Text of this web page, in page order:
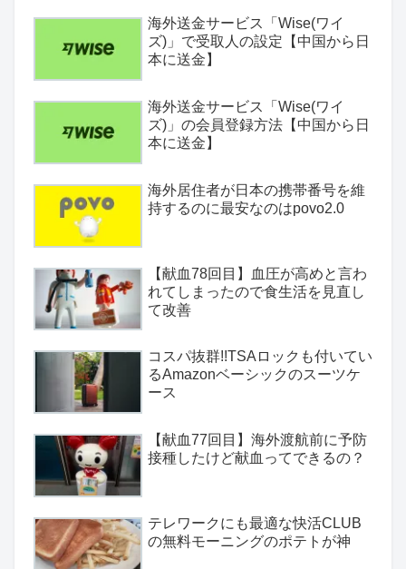
海外送金サービス「Wise(ワイ
ズ)」で受取人の設定【中国から日
本に送金】
海外送金サービス「Wise(ワイ
ズ)」の会員登録方法【中国から日
本に送金】
海外居住者が日本の携帯番号を維
持するのに最安なのはpovo2.0
【献血78回目】血圧が高めと言わ
れてしまったので食生活を見直し
て改善
コスパ抜群!!TSAロックも付いてい
るAmazonベーシックのスーツケ
ース
【献血77回目】海外渡航前に予防
接種したけど献血ってできるの？
テレワークにも最適な快活CLUB
の無料モーニングのポテトが神